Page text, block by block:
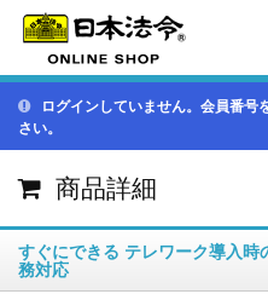
ログインしていません。会員番
さい。
商品詳細
すぐにできる テレワーク導入
務対応